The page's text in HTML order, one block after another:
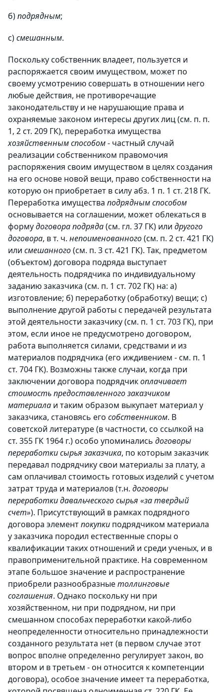
б)подрядным;
c)смешанным.
Поскольку собственник владеет, пользуется и
распоряжается своим имуществом, может по
своему усмотрению совершать в отношении него
любые действия, не противоречащие
законодательству и не нарушающие права и
охраняемые законом интересы других лиц (см. п. п.
1, 2 ст. 209 ГК), переработка имущества
хозяйственным способом- частный случай
реализации собственником правомочия
распоряжения своим имуществом в целях создания
на его основе новой вещи, право собственности на
которую он приобретает в силу абз. 1 п. 1 ст. 218 ГК.
Переработка имущества подрядным способом
основывается на соглашении, может облекаться в
формудоговора подряда(см. гл. 37 ГК) или другого
договора, в т. ч. непоименованного(см. п. 2 ст. 421 ГК)
или смешанного(см. п. 3 ст. 421 ГК). Так, предметом
(объектом) договора подряда выступает
деятельность подрядчика по индивидуальному
заданию заказчика (см. п. 1 ст. 702 ГК) на: a)
изготовление; б) переработку (обработку) вещи; c)
выполнение другой работы с передачей результата
этой деятельности заказчику (см. п. 1 ст. 703 ГК), при
этом, если иное не предусмотрено договором,
работа выполняется силами, средствами и из
материалов подрядчика (его иждивением - см. п. 1
ст. 704 ГК). Возможны также случаи, когда при
заключении договора подрядчикоплачивает
стоимость предоставленного заказчиком
материала и таким образом выкупает материал у
заказчика, становясь его собственником. В
советской литературе (в частности, со ссылкой на
ст. 355 ГК 1964 г.) особо упоминались договоры
переработки сырья заказчика, по которым заказчик
передавал подрядчику свои материалы за плату, а
сам оплачивал стоимость готовых изделий с учетом
затрат труда и материалов (т.н. договоры
переработки давальческого сырья «за твердый
счет»). Присутствующий в рамках подрядного
договора элементпокупки подрядчиком материала
у заказчика породил естественные споры о
квалификации таких отношений и среди ученых, и в
правоприменительной практике. На современном
этапе большое значение и распространение
приобрели разнообразныетоллинговые
соглашения. Однако поскольку ни при
хозяйственном, ни при подрядном, ни при
смешанном способах переработки какой-либо
неопределенности относительно принадлежности
созданного результата нет (в первом случае этот
вопрос вполне определенно регулирует закон, во
втором и в третьем - он относится к компетенции
договора), особое значение имеет та переработка,